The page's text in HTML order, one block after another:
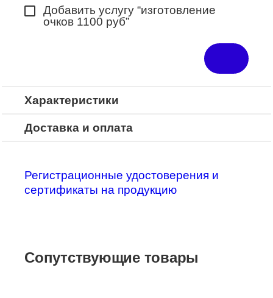
Добавить услугу “изготовление
очков 1100 руб”
Характеристики
Доставка и оплата
Регистрационные удостоверения и
сертификаты на продукцию
Сопутствующие товары